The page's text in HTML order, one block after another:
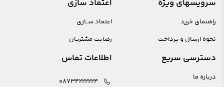
سرویسهای ویژه
راهنمای خرید
نحوه ارسال و پرداخت
اعتماد سازی
اعتماد ســازی
رضایت مشتریان
دسترسی سریع
درباره ما
اطلاعات تماس
08734222224